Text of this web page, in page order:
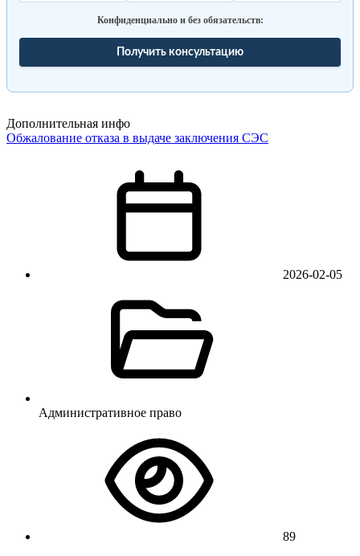
Конфиденциально и без обязательств:
Получить консультацию
Дополнительная инфо
Обжалование отказа в выдаче заключения СЭС
2026-02-05
Административное право
89